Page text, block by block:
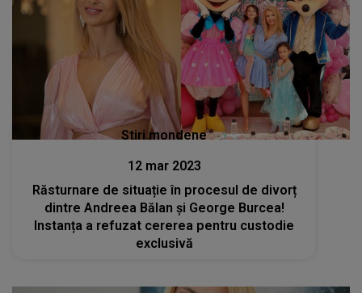
Stiri mondene
12 mar 2023
Răsturnare de situație în procesul de divorț
dintre Andreea Bălan și George Burcea!
Instanța a refuzat cererea pentru custodie
exclusivă